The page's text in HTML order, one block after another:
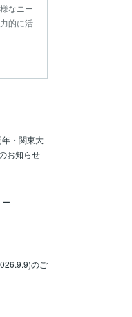
なニー
的に活
・関東大
お知らせ
のご